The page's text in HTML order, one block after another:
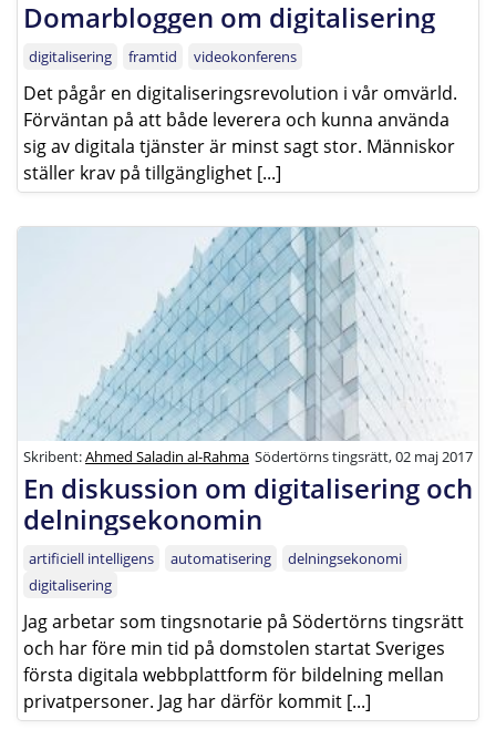
Domarbloggen om digitalisering
digitalisering framtid videokonferens
Det pågår en digitaliseringsrevolution i vår omvärld.
Förväntan på att både leverera och kunna använda
sig av digitala tjänster är minst sagt stor. Människor
ställer krav på tillgänglighet [...]
Skribent:Ahmed Saladin al-Rahma Södertörns tingsrätt, 02 maj 2017
En diskussion om digitalisering och
delningsekonomin
artificiell intelligens automatisering
delningsekonomi
digitalisering
Jag arbetar som tingsnotarie på Södertörns tingsrätt
och har före min tid på domstolen startat Sveriges
första digitala webbplattform för bildelning mellan
privatpersoner. Jag har därför kommit [...]